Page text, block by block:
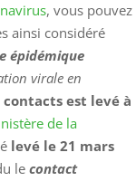
, vous pouvez
ainsi considéré
épidémique
virale en
est levé à
de la
levé le 21 mars
le contact